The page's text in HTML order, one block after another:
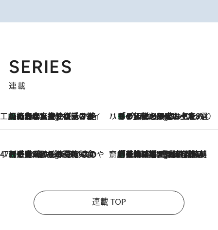
SERIES
連載
工藤まやのおもてなしハワイ
6 Hours Ago
【ハワイ土産】ローカルの絶大な支持で復活！ 絶品の幻クッキー《元ファンの日本人女性が受け継いだ名店》 ハワイ賢者 リサのお気に入りリスト6 Hours Ago
あの伝説の限定トートも！ リニューアルした「ディーン＆デルーカ ハワイ」で必須のお土産8選
47都道府県の手みやげ ひんやりスイーツで夏を満喫
6 Hours Ago
【三重県】この夏絶対食べたい 冷やしておいしいおやつ3選 お餅×アイスの新感覚スイーツ 齋藤 薫 美容脳ルネサンス
6 Hours Ago
「荷物が増えるほど旅ストレスは増す」美容ジャーナリストがたどり着いた最終結論。“化粧品を劇的に減らす”感動の凝縮美容とは
連載 TOP